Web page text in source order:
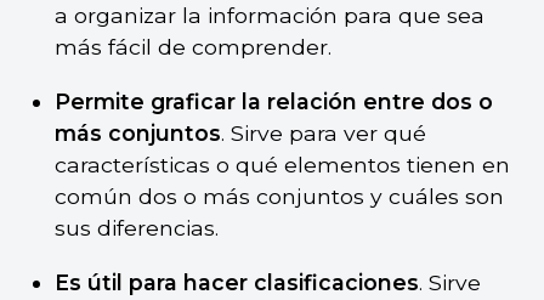
a organizar la información para que sea
más fácil de comprender.
Permite graficar la relación entre dos o
más conjuntos. Sirve para ver qué
características o qué elementos tienen en
común dos o más conjuntos y cuáles son
sus diferencias.
Es útil para hacer clasificaciones. Sirve